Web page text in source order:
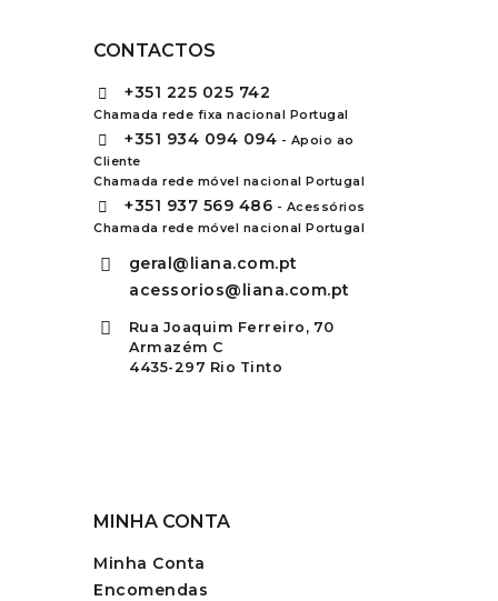
CONTACTOS
+351 225 025 742
Chamada rede fixa nacional Portugal
+351 934 094 094 - Apoio ao
Cliente
Chamada rede móvel nacional Portugal
+351 937 569 486 - Acessórios
Chamada rede móvel nacional Portugal
geral@liana.com.pt
acessorios@liana.com.pt
Rua Joaquim Ferreiro, 70
Armazém C
4435-297 Rio Tinto
MINHA CONTA
Minha Conta
Encomendas